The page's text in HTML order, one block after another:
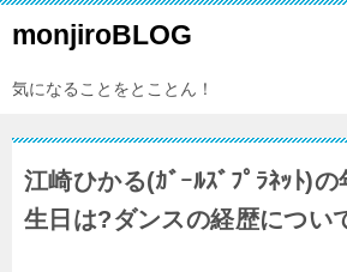
monjiroBLOG
気になることをとことん！
江崎ひかる(ｶﾞｰﾙｽﾞﾌﾟﾗﾈｯﾄ)
生日は?ダンスの経歴につい